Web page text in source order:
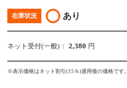
在庫状況 あり
ネット受付(一般)： 2,380 円
※表示価格はネット割引(15％)適用後の価格です。